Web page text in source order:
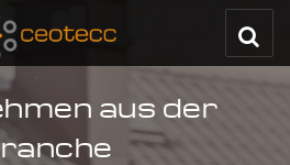
aus der